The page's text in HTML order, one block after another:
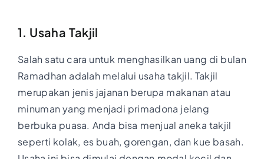
1. Usaha Takjil
Salah satu cara untuk menghasilkan uang di bulan
Ramadhan adalah melalui usaha takjil. Takjil
merupakan jenis jajanan berupa makanan atau
minuman yang menjadi primadona jelang
berbuka puasa. Anda bisa menjual aneka takjil
seperti kolak, es buah, gorengan, dan kue basah.